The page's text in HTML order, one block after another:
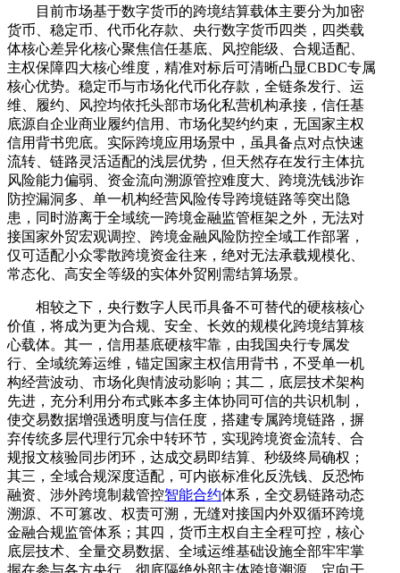
目前市场基于数字货币的跨境结算载体主要分为加密
货币、稳定币、代币化存款、央行数字货币四类，四类载
体核心差异化核心聚焦信任基底、风控能级、合规适配、
主权保障四大核心维度，精准对标后可清晰凸显CBDC专属
核心优势。稳定币与市场化代币化存款，全链条发行、运
维、履约、风控均依托头部市场化私营机构承接，信任基
底源自企业商业履约信用、市场化契约约束，无国家主权
信用背书兜底。实际跨境应用场景中，虽具备点对点快速
流转、链路灵活适配的浅层优势，但天然存在发行主体抗
风险能力偏弱、资金流向溯源管控难度大、跨境洗钱涉诈
防控漏洞多、单一机构经营风险传导跨境链路等突出隐
患，同时游离于全域统一跨境金融监管框架之外，无法对
接国家外贸宏观调控、跨境金融风险防控全域工作部署，
仅可适配小众零散跨境资金往来，绝对无法承载规模化、
常态化、高安全等级的实体外贸刚需结算场景。
相较之下，央行数字人民币具备不可替代的硬核核心
价值，将成为更为合规、安全、长效的规模化跨境结算核
心载体。其一，信用基底硬核牢靠，由我国央行专属发
行、全域统筹运维，锚定国家主权信用背书，不受单一机
构经营波动、市场化舆情波动影响；其二，底层技术架构
先进，充分利用分布式账本多主体协同可信的共识机制，
使交易数据增强透明度与信任度，搭建专属跨境链路，摒
弃传统多层代理行冗余中转环节，实现跨境资金流转、合
规报文核验同步闭环，达成交易即结算、秒级终局确权；
其三，全域合规深度适配，可内嵌标准化反洗钱、反恐怖
融资、涉外跨境制裁管控智能合约体系，全交易链路动态
溯源、不可篡改、权责可溯，无缝对接国内外双循环跨境
金融合规监管体系；其四，货币主权自主全程可控，核心
底层技术、全量交易数据、全域运维基础设施全部牢牢掌
握在参与各方央行，彻底隔绝外部主体跨境溯源、定向干